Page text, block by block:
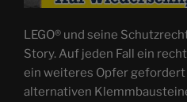
LEGO® und seine
Story. Auf jeden Fall ein
ein weiteres Opfer
alternativen